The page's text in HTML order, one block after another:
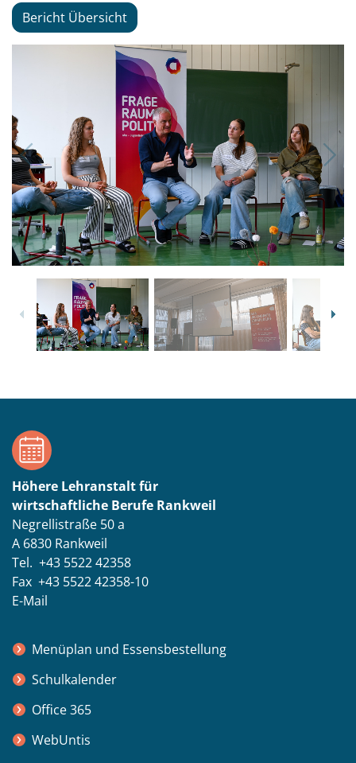
Bericht Übersicht
1/9
Höhere Lehranstalt für
wirtschaftliche Berufe Rankweil
Negrellistraße 50 a
A 6830 Rankweil
Tel. +43 5522 42358
Fax +43 5522 42358-10
E-Mail
Menüplan und Essensbestellung
Schulkalender
Office 365
WebUntis